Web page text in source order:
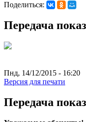
Поделиться:
Передача
Пнд, 14/12/2015 - 16:20
Версия для печати
Передача